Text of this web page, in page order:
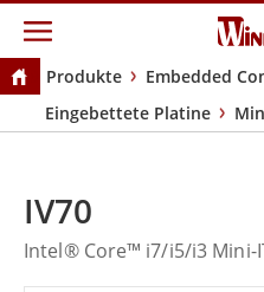
Produkte
Embedded
Eingebettete Platine
IV70
Intel® Core™ i7/i5/i3 Mini-